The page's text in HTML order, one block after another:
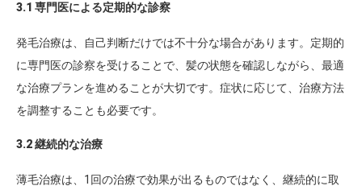
3.1 専門医による定期的な診察
発毛治療は、自己判断だけでは不十分な場合があります。定期的
に専門医の診察を受けることで、髪の状態を確認しながら、最適
な治療プランを進めることが大切です。症状に応じて、治療方法
を調整することも必要です。
3.2 継続的な治療
薄毛治療は、1回の治療で効果が出るものではなく、継続的に取